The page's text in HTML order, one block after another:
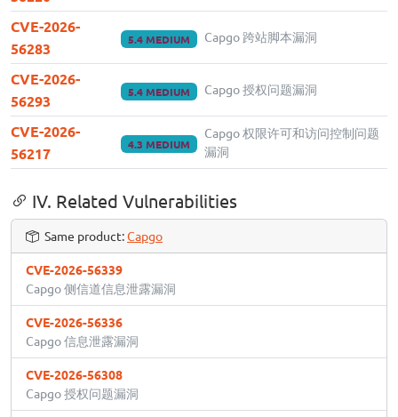
CVE-2026-
56283
5.4 MEDIUM Capgo 跨站脚本漏洞
CVE-2026-
56293
5.4 MEDIUM Capgo 授权问题漏洞
CVE-2026-
56217
4.3 MEDIUM
Capgo 权限许可和访问控制问题
漏洞
IV. Related Vulnerabilities
Same product:Capgo
CVE-2026-56339
Capgo 侧信道信息泄露漏洞
CVE-2026-56336
Capgo 信息泄露漏洞
CVE-2026-56308
Capgo 授权问题漏洞